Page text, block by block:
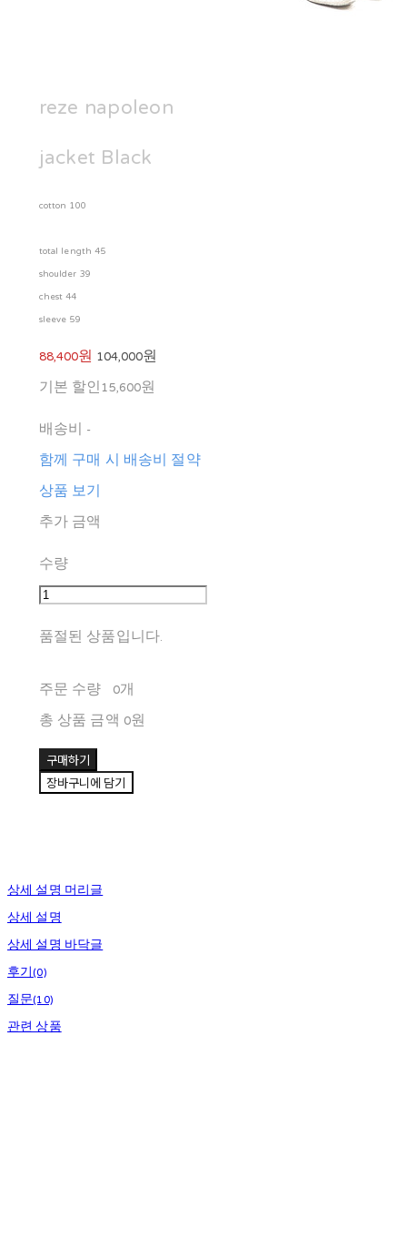
reze napoleon
jacket Black
cotton 100
total length 45
shoulder 39
chest 44
sleeve 59
88,400원 104,000원
기본 할인15,600원
배송비 -
함께 구매 시 배송비 절약
상품 보기
추가 금액
수량
품절된 상품입니다.
주문 수량 0개
총 상품 금액 0원
구매하기
장바구니에 담기
상세 설명 머리글
상세 설명
상세 설명 바닥글
후기(0)
질문(10)
관련 상품